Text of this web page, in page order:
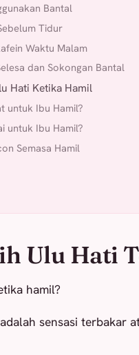
Bantal
Tidur
Waktu Malam
dan Sokongan Bantal
Hati Ketika Hamil
untuk Ibu Hamil?
untuk Ibu Hamil?
Semasa Hamil
Ulu Hati
hamil?
sensasi terbakar